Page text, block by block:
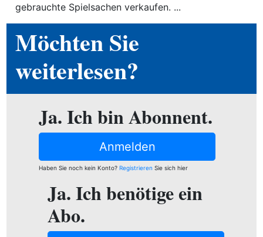
gebrauchte Spielsachen verkaufen. ...
Möchten Sie
weiterlesen?
Ja. Ich bin Abonnent.
Anmelden
Haben Sie noch kein Konto? RegistrierenSie sich hier
Ja. Ich benötige ein
Abo.